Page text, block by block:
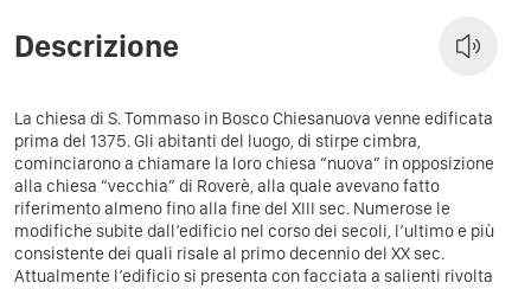
Descrizione
La chiesa di S. Tommaso in Bosco Chiesanuova venne edificata
prima del 1375. Gli abitanti del luogo, di stirpe cimbra,
cominciarono a chiamare la loro chiesa “nuova” in opposizione
alla chiesa “vecchia” di Roverè, alla quale avevano fatto
riferimento almeno fino alla fine del XIII sec. Numerose le
modifiche subite dall’edificio nel corso dei secoli, l’ultimo e più
consistente dei quali risale al primo decennio del XX sec.
Attualmente l’edificio si presenta con facciata a salienti rivolta